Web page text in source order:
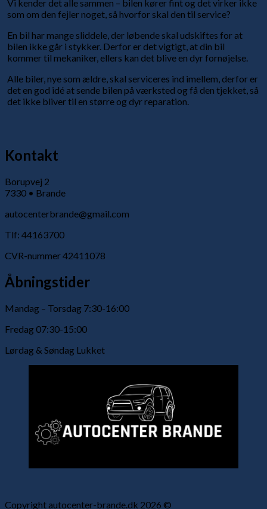
Vi kender det alle sammen – bilen kører fint og det virker ikke
som om den fejler noget, så hvorfor skal den til service?
En bil har mange sliddele, der løbende skal udskiftes for at
bilen ikke går i stykker. Derfor er det vigtigt, at din bil
kommer til mekaniker, ellers kan det blive en dyr fornøjelse.
Alle biler, nye som ældre, skal serviceres ind imellem, derfor er
det en god idé at sende bilen på værksted og få den tjekket, så
det ikke bliver til en større og dyr reparation.
Kontakt
Borupvej 2
7330 • Brande
autocenterbrande@gmail.com
Tlf: 44163700
CVR-nummer 42411078
Åbningstider
Mandag – Torsdag 7:30-16:00
Fredag 07:30-15:00
Lørdag & Søndag Lukket
Copyright autocenter-brande.dk 2026 ©